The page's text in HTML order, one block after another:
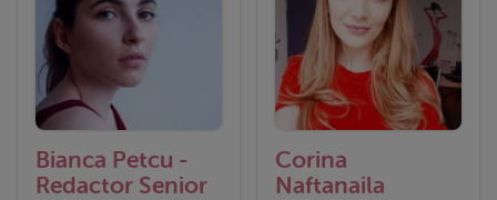
Bianca Petcu -
Redactor Senior
Corina
Naftanaila